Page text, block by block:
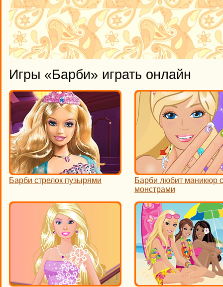
Игры «Барби» играть онлайн
Барби стрелок пузырями
Барби любит маникюр с
монстрами